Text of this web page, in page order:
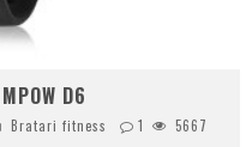
D6
Bratari fitness 1 5667